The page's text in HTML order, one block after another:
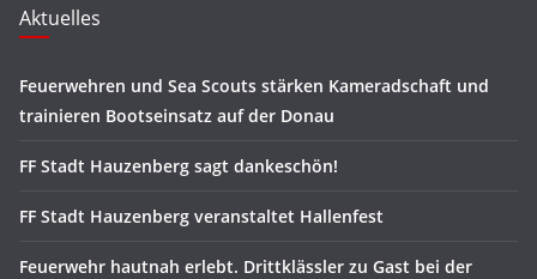
Aktuelles
Feuerwehren und Sea Scouts stärken Kameradschaft und
trainieren Bootseinsatz auf der Donau
FF Stadt Hauzenberg sagt dankeschön!
FF Stadt Hauzenberg veranstaltet Hallenfest
Feuerwehr hautnah erlebt. Drittklässler zu Gast bei der